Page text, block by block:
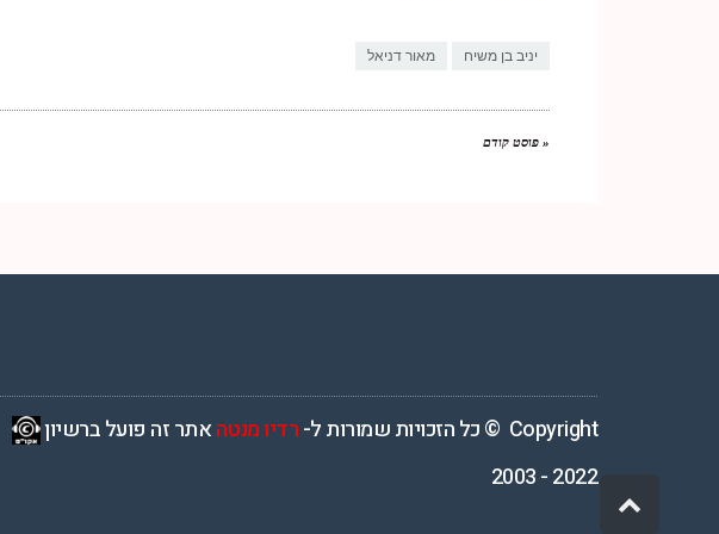
יניב בן משיח מאור דניאל
« פוסט קודם
Copyright © כל הזכויות שמורות ל- רדיו מנטהאתר זה פועל ברשיון
2022 - 2003